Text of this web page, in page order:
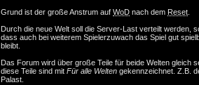
Grund ist der große Anstrum auf WoD nach dem Reset
Durch die neue Welt soll die Server-Last verteilt werden,
dass auch bei weiterem Spielerzuwach das Spiel gut
bleibt.
Das Forum wird über große Teile für beide Welten gleich
diese Teile sind mit Für alle Welten gekennzeichnet. Z.B.
Palast.